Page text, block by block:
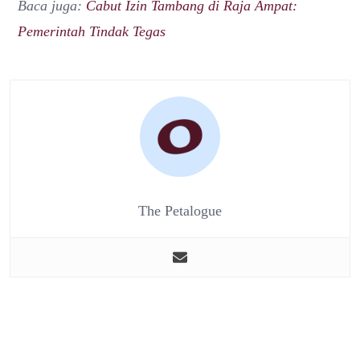
Baca juga: Cabut Izin Tambang di Raja Ampat:
Pemerintah Tindak Tegas
The Petalogue